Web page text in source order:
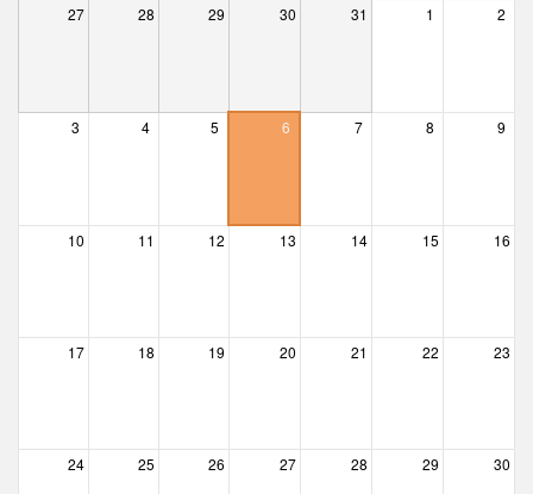
Csemő
Csobánka
Délegyháza
Dunabogdány
27 28 29 30 31 1 2
3 4 5 6 7 8 9
10 11 12 13 14 15 16
17 18 19 20 21 22 23
24 25 26 27 28 29 30